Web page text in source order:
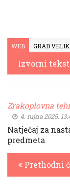
WEB GRAD
Izvorni tekst
Zrakoplovna
4. rujna 2025.
Natječaj za
predmeta
Prethodni